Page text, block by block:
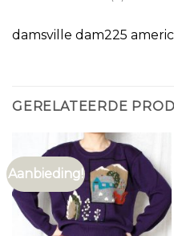
damsville dam225
GERELATEERDE
Aanbieding!